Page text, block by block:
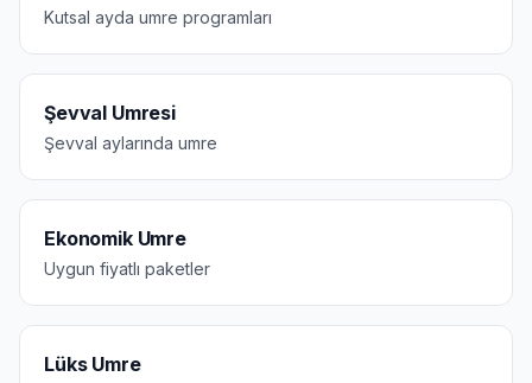
Kutsal ayda umre programları
Şevval Umresi
Şevval aylarında umre
Ekonomik Umre
Uygun fiyatlı paketler
Lüks Umre